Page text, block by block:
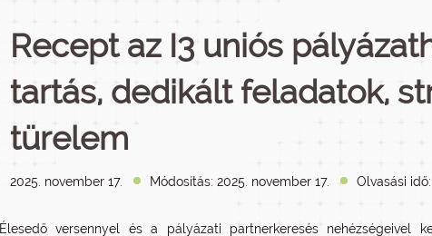
Recept az I3 uniós
tartás, dedikált feladatok,
türelem
2025. november 17. Módosítás: 2025. november 17. Olvasási
Élesedő versennyel és a pályázati partnerkeresés nehézségeivel